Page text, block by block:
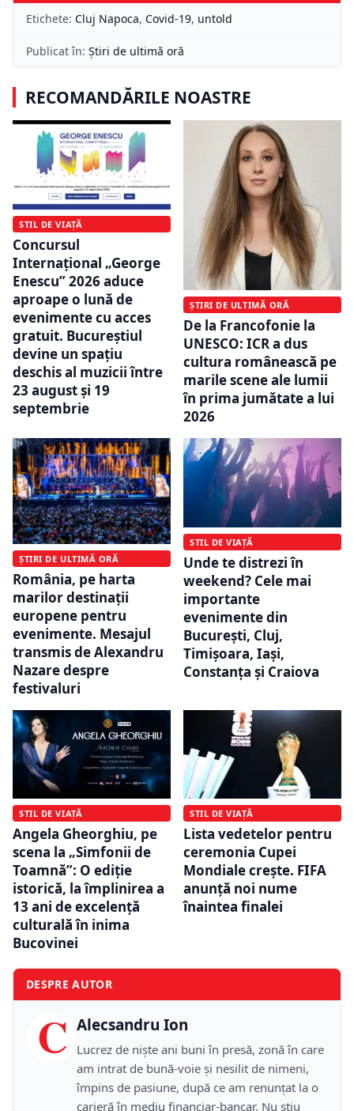
Etichete: Cluj Napoca, Covid-19, untold
Publicat în: Știri de ultimă oră
RECOMANDĂRILE NOASTRE
STIL DE VIAȚĂ
Concursul
Internațional „George
Enescu” 2026 aduce
aproape o lună de
evenimente cu acces
gratuit. Bucureștiul
devine un spațiu
deschis al muzicii între
23 august și 19
septembrie
ȘTIRI DE ULTIMĂ ORĂ
De la Francofonie la
UNESCO: ICR a dus
cultura românească pe
marile scene ale lumii
în prima jumătate a lui
2026
ȘTIRI DE ULTIMĂ ORĂ
România, pe harta
marilor destinații
europene pentru
evenimente. Mesajul
transmis de Alexandru
Nazare despre
festivaluri
STIL DE VIAȚĂ
Unde te distrezi în
weekend? Cele mai
importante
evenimente din
București, Cluj,
Timișoara, Iași,
Constanța și Craiova
STIL DE VIAȚĂ
Angela Gheorghiu, pe
scena la „Simfonii de
Toamnă”: O ediție
istorică, la împlinirea a
13 ani de excelență
culturală în inima
Bucovinei
STIL DE VIAȚĂ
Lista vedetelor pentru
ceremonia Cupei
Mondiale crește. FIFA
anunță noi nume
înaintea finalei
DESPRE AUTOR
C Alecsandru Ion
Lucrez de niște ani buni în presă, zonă în care
am intrat de bună-voie și nesilit de nimeni,
împins de pasiune, după ce am renunțat la o
carieră în mediu financiar-bancar. Nu știu